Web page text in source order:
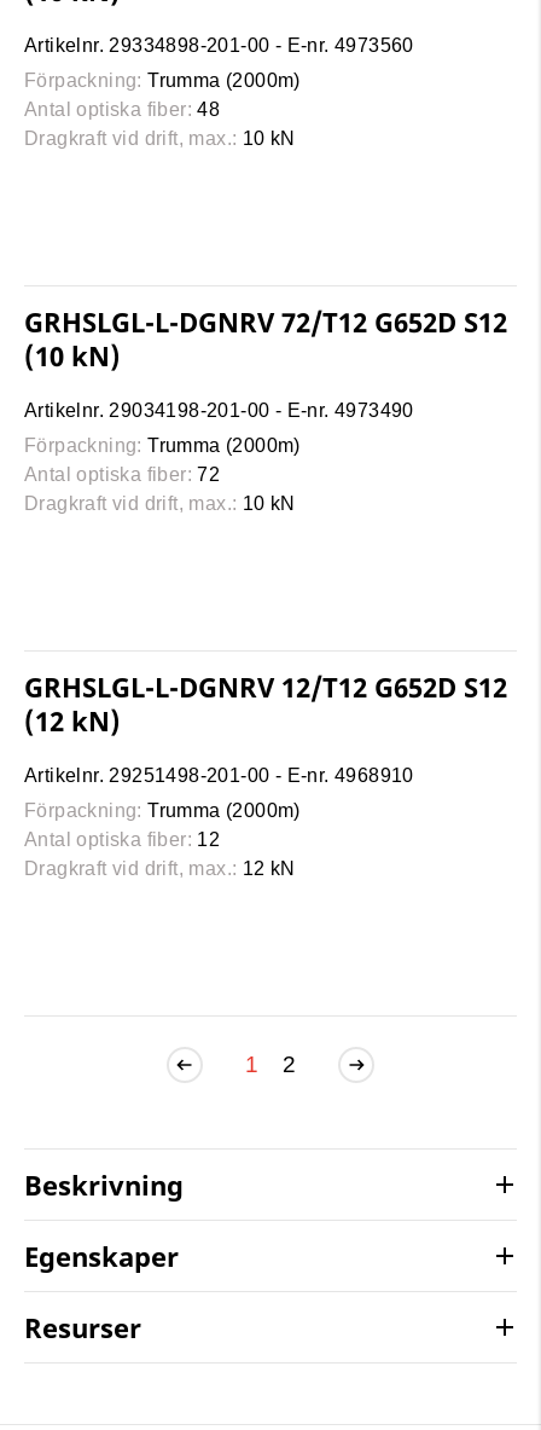
Artikelnr. 29334898-201-00 - E-nr. 4973560
Förpackning: Trumma (2000m)
Antal optiska fiber: 48
Dragkraft vid drift, max.: 10 kN
GRHSLGL-L-DGNRV 72/T12 G652D S12
(10 kN)
Artikelnr. 29034198-201-00 - E-nr. 4973490
Förpackning: Trumma (2000m)
Antal optiska fiber: 72
Dragkraft vid drift, max.: 10 kN
GRHSLGL-L-DGNRV 12/T12 G652D S12
(12 kN)
Artikelnr. 29251498-201-00 - E-nr. 4968910
Förpackning: Trumma (2000m)
Antal optiska fiber: 12
Dragkraft vid drift, max.: 12 kN
1 2
Beskrivning
Egenskaper
Resurser